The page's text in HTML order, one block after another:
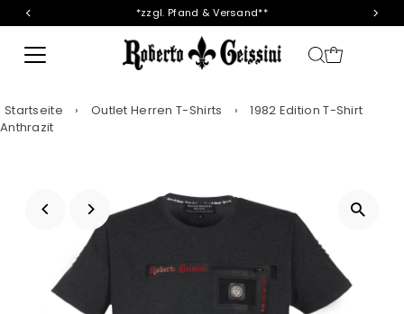
Direkt zum Inhalt
*zzgl. Pfand & Versand**
Startseite › Outlet Herren T-Shirts ›
1982 Edition T-Shirt
Anthrazit